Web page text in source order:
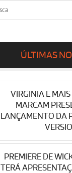
ÚLTIMAS
VIRGINIA E
MARCAM
LANÇAMENTO DA
PREMIERE DE
TERÁ